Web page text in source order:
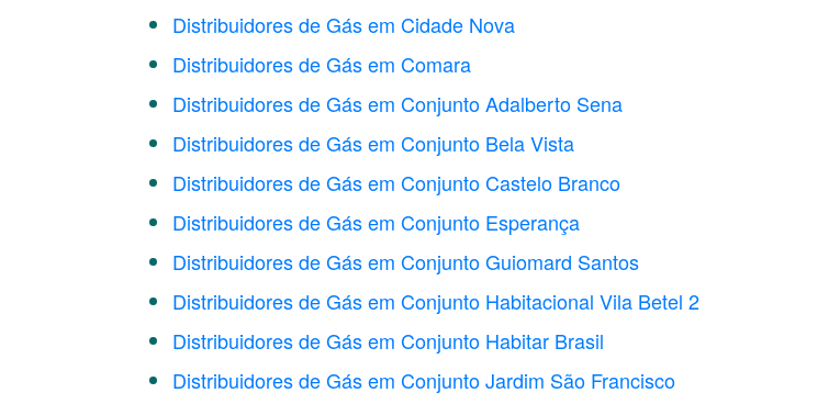
Distribuidores de Gás em Cidade Nova
Distribuidores de Gás em Comara
Distribuidores de Gás em Conjunto Adalberto Sena
Distribuidores de Gás em Conjunto Bela Vista
Distribuidores de Gás em Conjunto Castelo Branco
Distribuidores de Gás em Conjunto Esperança
Distribuidores de Gás em Conjunto Guiomard Santos
Distribuidores de Gás em Conjunto Habitacional Vila Betel 2
Distribuidores de Gás em Conjunto Habitar Brasil
Distribuidores de Gás em Conjunto Jardim São Francisco